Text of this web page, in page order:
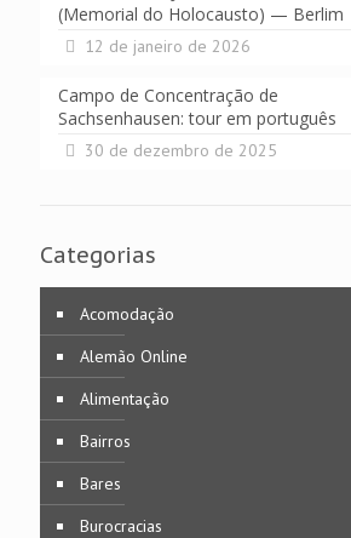
(Memorial do Holocausto) — Berlim
12 de janeiro de 2026
Campo de Concentração de
Sachsenhausen: tour em português
30 de dezembro de 2025
Categorias
Acomodação
Alemão Online
Alimentação
Bairros
Bares
Burocracias